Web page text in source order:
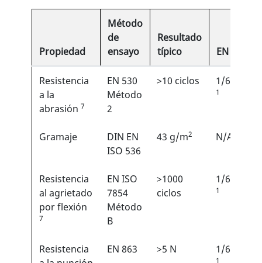
Propiedad
Método
de
ensayo
Resultado
típico
EN
Resistencia
a la
abrasión 7
EN 530
Método
2
>10 ciclos 1/6
1
Gramaje
DIN EN
ISO 536
43 g/m2 N/A
Resistencia
al agrietado
por flexión
7
EN ISO
7854
Método
B
>1000
ciclos
1/6
1
Resistencia
EN 863 >5 N 1/6
1